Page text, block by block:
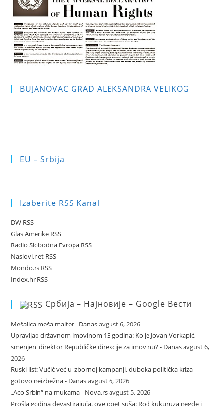
BUJANOVAC GRAD ALEKSANDRA VELIKOG
EU – Srbija
Izaberite RSS Kanal
DW RSS
Glas Amerike RSS
Radio Slobodna Evropa RSS
Naslovi.net RSS
Mondo.rs RSS
Index.hr RSS
Србија – Најновије – Google Вести
Mešalica meša malter - Danasavgust 6, 2026
Upravljao državnom imovinom 13 godina: Ko je Jovan Vorkapić,
smenjeni direktor Republičke direkcije za imovinu? - Danasavgust 6,
2026
Ruski list: Vučić već u izbornoj kampanji, duboka politička kriza
gotovo neizbežna - Danasavgust 6, 2026
„Aco Srbin“ na mukama - Nova.rsavgust 5, 2026
Prošla godina devastirajuća, ove opet suša: Rod kukuruza negde i